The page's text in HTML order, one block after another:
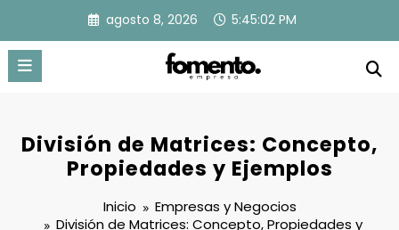
contenido
agosto 8, 2026 5:45:03 PM
División de Matrices: Concepto,
Propiedades y Ejemplos
Inicio
Empresas y Negocios
División de Matrices: Concepto, Propiedades y